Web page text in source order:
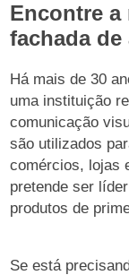
Encontre a
fachada
Há mais de 30
uma instituição
comunicação
são utilizados
comércios, lojas
pretende ser
produtos de
Se está